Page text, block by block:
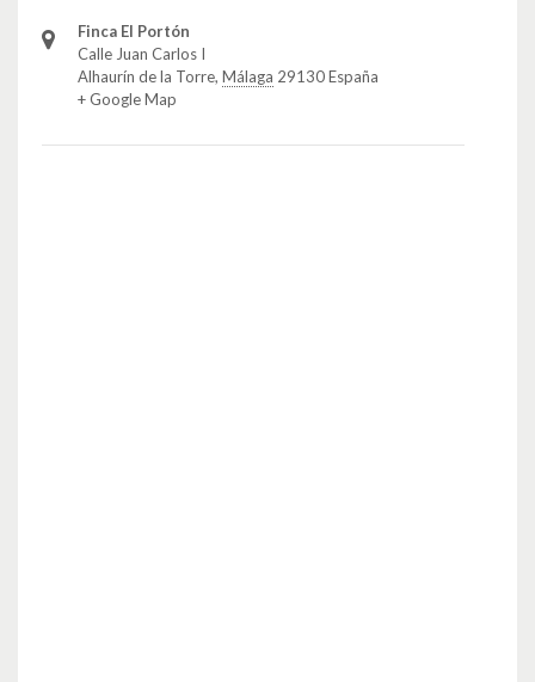
Finca El Portón
Calle Juan Carlos I
Alhaurín de la Torre, Málaga 29130España
+ Google Map